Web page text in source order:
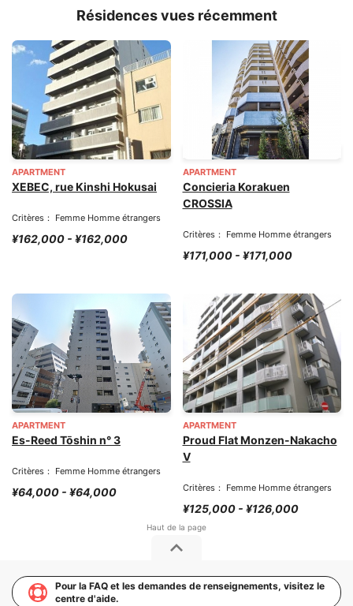
Résidences vues récemment
APARTMENT
XEBEC, rue Kinshi Hokusai
Critères： Femme Homme étrangers
¥162,000 - ¥162,000
APARTMENT
Concieria Korakuen
CROSSIA
Critères： Femme Homme étrangers
¥171,000 - ¥171,000
APARTMENT
Es-Reed Tōshin n° 3
Critères： Femme Homme étrangers
¥64,000 - ¥64,000
APARTMENT
Proud Flat Monzen-Nakacho
V
Critères： Femme Homme étrangers
¥125,000 - ¥126,000
Pour la FAQ et les demandes de renseignements, visitez le
centre d'aide.